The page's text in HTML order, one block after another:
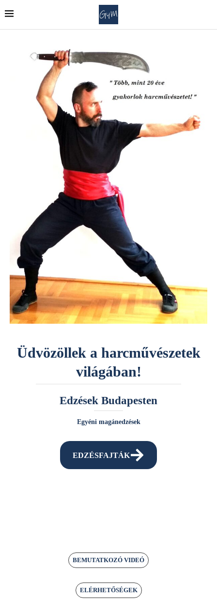
Üdvözöllek a harcművészetek
világában!
Edzések Budapesten
Egyéni magánedzések
EDZÉSFAJTÁK
BEMUTATKOZÓ VIDEÓ
ELÉRHETŐSÉGEK